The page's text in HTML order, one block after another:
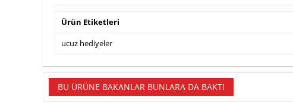
Ürün Etiketleri
ucuz hediyeler
BU ÜRÜNE BAKANLAR BUNLARA DA BAKTI